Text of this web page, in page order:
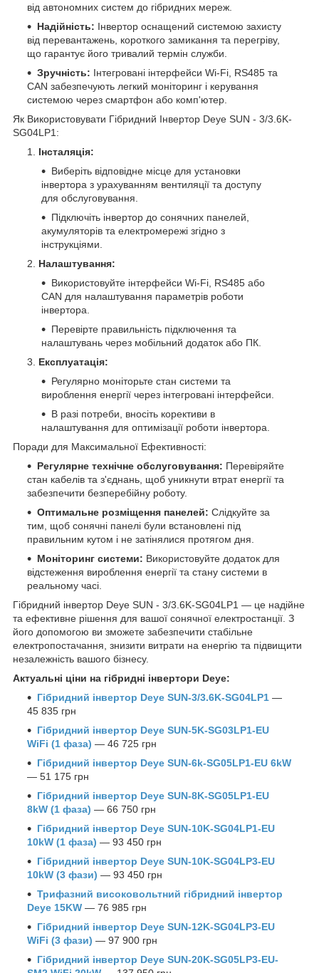
від автономних систем до гібридних мереж.
Надійність: Інвертор оснащений системою захисту
від перевантажень, короткого замикання та перегріву,
що гарантує його тривалий термін служби.
Зручність: Інтегровані інтерфейси Wi-Fi, RS485 та
CAN забезпечують легкий моніторинг і керування
системою через смартфон або комп'ютер.
Як Використовувати Гібридний Інвертор Deye SUN - 3/3.6K-
SG04LP1:
Інсталяція:
Виберіть відповідне місце для установки
інвертора з урахуванням вентиляції та доступу
для обслуговування.
Підключіть інвертор до сонячних панелей,
акумуляторів та електромережі згідно з
інструкціями.
Налаштування:
Використовуйте інтерфейси Wi-Fi, RS485 або
CAN для налаштування параметрів роботи
інвертора.
Перевірте правильність підключення та
налаштувань через мобільний додаток або ПК.
Експлуатація:
Регулярно моніторьте стан системи та
вироблення енергії через інтегровані інтерфейси.
В разі потреби, вносіть корективи в
налаштування для оптимізації роботи інвертора.
Поради для Максимальної Ефективності:
Регулярне технічне обслуговування: Перевіряйте
стан кабелів та з'єднань, щоб уникнути втрат енергії та
забезпечити безперебійну роботу.
Оптимальне розміщення панелей: Слідкуйте за
тим, щоб сонячні панелі були встановлені під
правильним кутом і не затінялися протягом дня.
Моніторинг системи: Використовуйте додаток для
відстеження вироблення енергії та стану системи в
реальному часі.
Гібридний інвертор Deye SUN - 3/3.6K-SG04LP1 — це надійне
та ефективне рішення для вашої сонячної електростанції. З
його допомогою ви зможете забезпечити стабільне
електропостачання, знизити витрати на енергію та підвищити
незалежність вашого бізнесу.
Актуальні ціни на гібридні інвертори Deye:
Гібридний інвертор Deye SUN-3/3.6K-SG04LP1 —
45 835 грн
Гібридний інвертор Deye SUN-5K-SG03LP1-EU
WiFi (1 фаза) — 46 725 грн
Гібридний інвертор Deye SUN-6k-SG05LP1-EU 6kW
— 51 175 грн
Гібридний інвертор Deye SUN-8K-SG05LP1-EU
8kW (1 фаза) — 66 750 грн
Гібридний інвертор Deye SUN-10K-SG04LP1-EU
10kW (1 фаза) — 93 450 грн
Гібридний інвертор Deye SUN-10K-SG04LP3-EU
10kW (3 фази) — 93 450 грн
Трифазний високовольтний гібридний інвертор
Deye 15KW — 76 985 грн
Гібридний інвертор Deye SUN-12K-SG04LP3-EU
WiFi (3 фази) — 97 900 грн
Гібридний інвертор Deye SUN-20K-SG05LP3-EU-